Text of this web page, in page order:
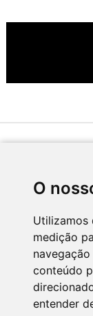
O
Utilizamos
medição
conteúdo
entender